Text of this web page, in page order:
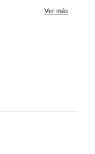
Ver más